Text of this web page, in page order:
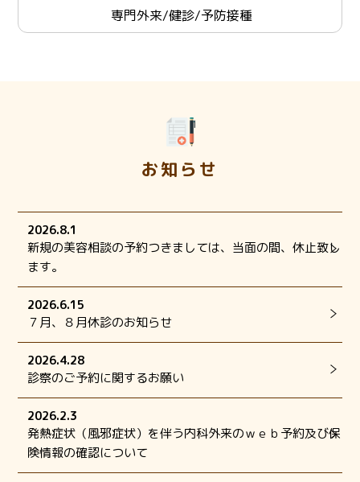
専門外来/健診/予防接種
お知らせ
2026.8.1
新規の美容相談の予約つきましては、当面の間、休止致し
ます。
2026.6.15
７月、８月休診のお知らせ
2026.4.28
診察のご予約に関するお願い
2026.2.3
発熱症状（風邪症状）を伴う内科外来のｗｅｂ予約及び保
険情報の確認について